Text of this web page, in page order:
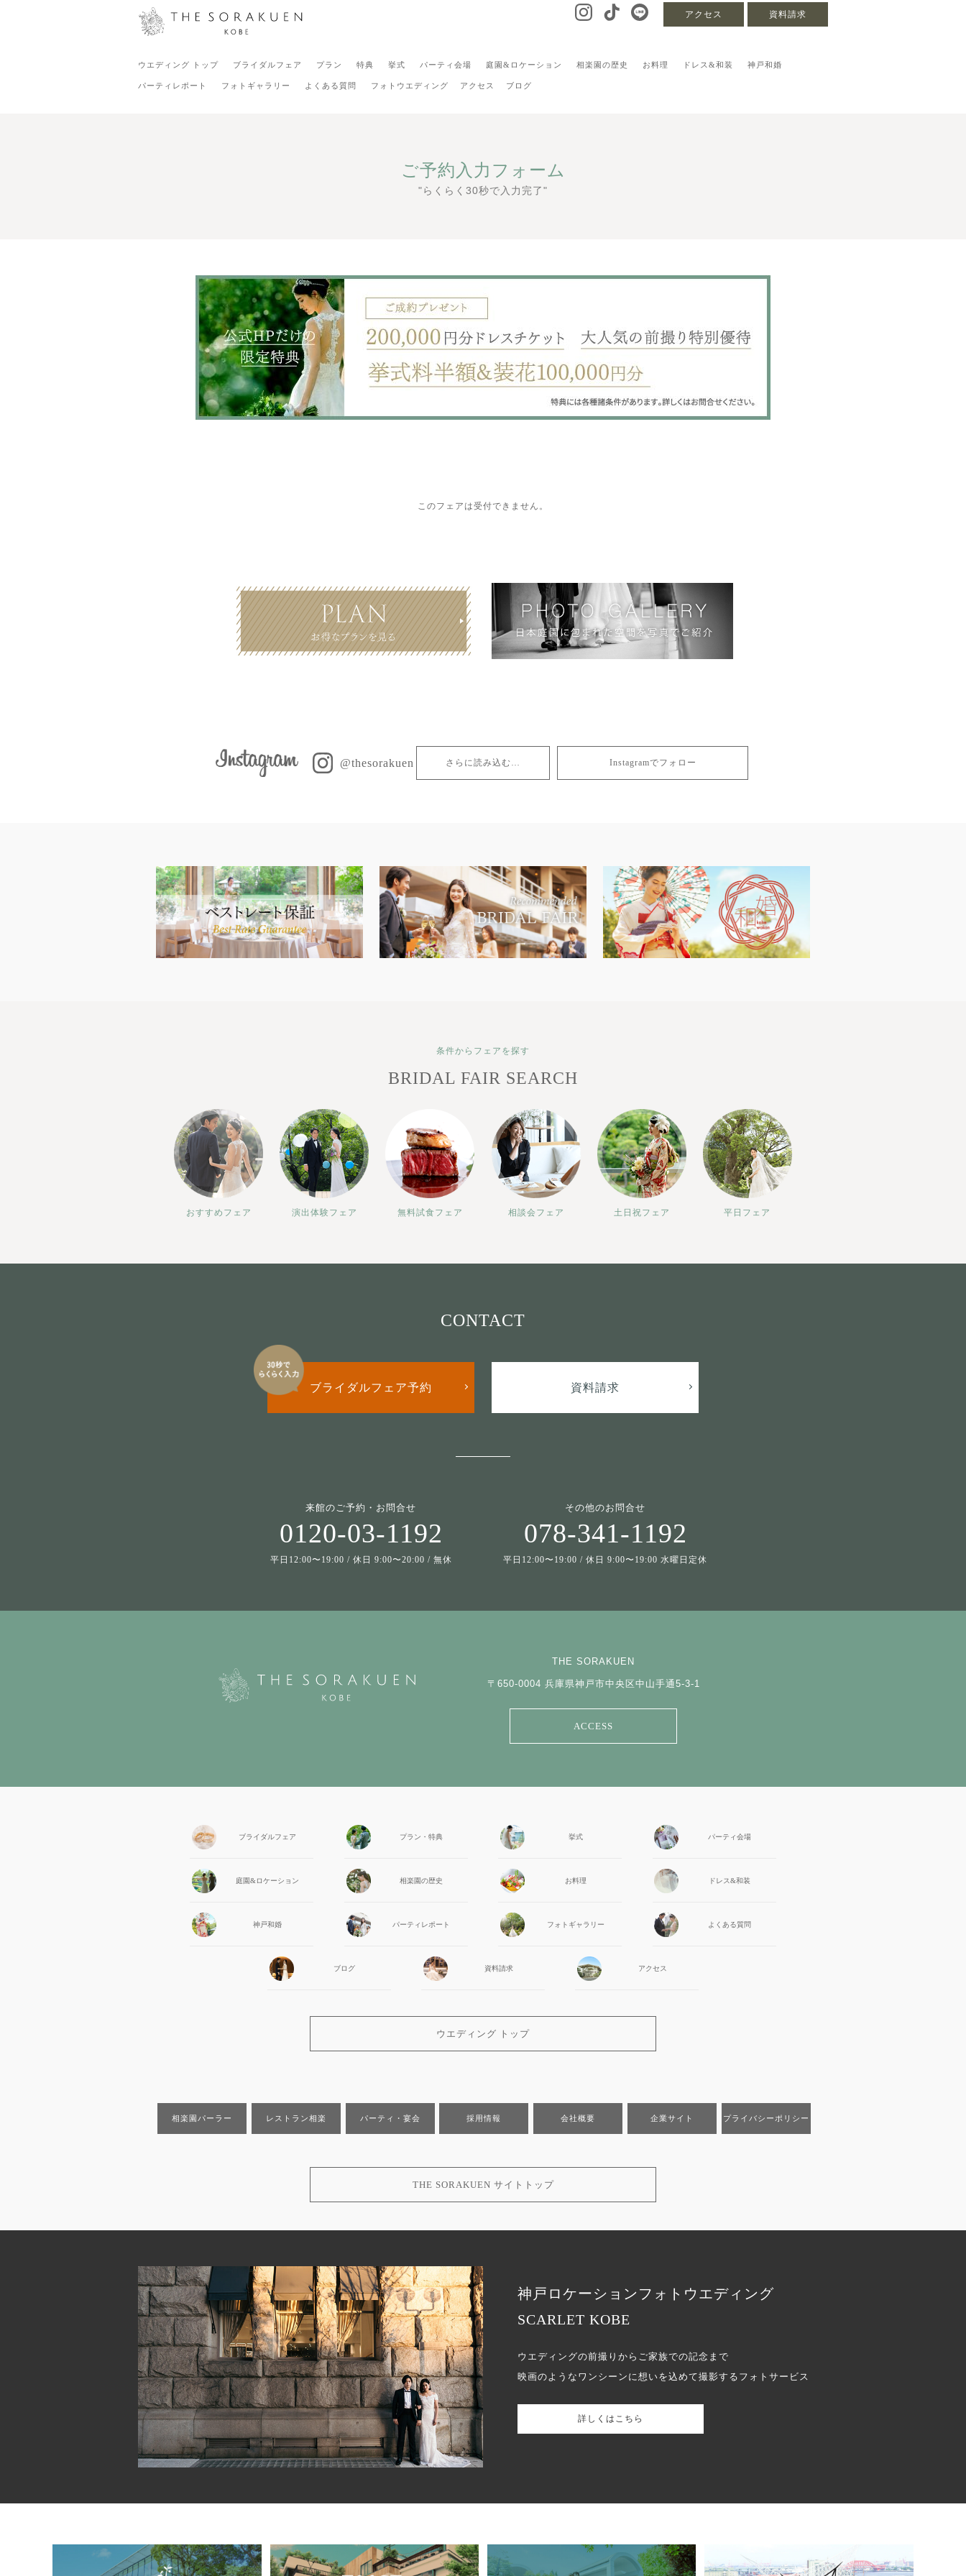
資料請求
アクセス
ウエディング トップ ブライダルフェア プラン 特典 挙式 パーティ会場 庭園&ロケーション 相楽園の歴史 お料理 ドレス&和装 神戸和婚
パーティレポート フォトギャラリー よくある質問 フォトウエディング アクセス ブログ
ご予約入力フォーム
"らくらく30秒で入力完了"
このフェアは受付できません。
@thesorakuen さらに読み込む… Instagramでフォロー
条件からフェアを探す
BRIDAL FAIR SEARCH
おすすめフェア 演出体験フェア 無料試食フェア 相談会フェア 土日祝フェア 平日フェア
CONTACT
ブライダルフェア予約 資料請求
来館のご予約・お問合せ
0120-03-1192
平日12:00〜19:00 / 休日 9:00〜20:00 / 無休
その他のお問合せ
078-341-1192
平日12:00〜19:00 / 休日 9:00〜19:00 水曜日定休
THE SORAKUEN
〒650-0004 兵庫県神戸市中央区中山手通5-3-1
ACCESS
ブライダルフェア プラン・特典 挙式 パーティ会場
庭園&ロケーション 相楽園の歴史 お料理 ドレス&和装
神戸和婚 パーティ レポート フォト ギャラリー よくある質問
ブログ 資料請求 アクセス
ウエディング トップ
相楽園パーラー レストラン相楽 パーティ・宴会 採用情報 会社概要 企業サイト プライバシーポリシー
THE SORAKUEN サイトトップ
神戸ロケーションフォトウエディング
SCARLET KOBE
ウエディングの前撮りからご家族での記念まで
映画のようなワンシーンに想いを込めて撮影するフォトサービス
詳しくはこちら